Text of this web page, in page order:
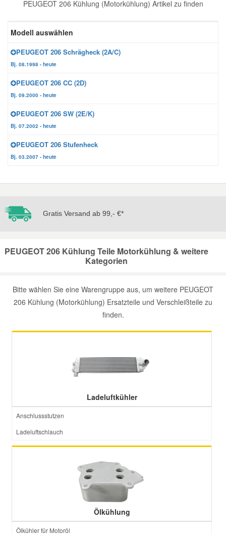
PEUGEOT 206 Kühlung (Motorkühlung) Artikel zu finden
Modell auswählen
PEUGEOT 206 Schrägheck (2A/C)
Bj. 08.1998 - heute
PEUGEOT 206 CC (2D)
Bj. 09.2000 - heute
PEUGEOT 206 SW (2E/K)
Bj. 07.2002 - heute
PEUGEOT 206 Stufenheck
Bj. 03.2007 - heute
Gratis Versand ab 99,- €*
PEUGEOT 206 Kühlung Teile Motorkühlung & weitere
Kategorien
Bitte wählen Sie eine Warengruppe aus, um weitere PEUGEOT
206 Kühlung (Motorkühlung) Ersatzteile und Verschleißteile zu
finden.
Ladeluftkühler
Anschlussstutzen
Ladeluftschlauch
Ölkühlung
Ölkühler für Motoröl
Zündanlage und Glühanlage
Jeep Ersatzteile
Lancia Ersatzteile
Mazda Ersatzteile
Mini Ersatzteile
Mitsubishi Ersatzteile
Nissan Ersatzteile
Porsche Ersatzteile
Seat Ersatzteile
Skoda Ersatzteile
Smart Ersatzteile